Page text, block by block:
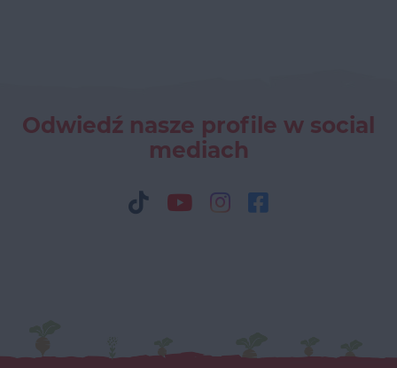
Odwiedź nasze profile w social
mediach